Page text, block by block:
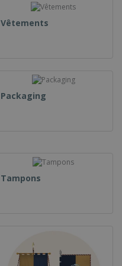
Vêtements
Packaging
Tampons